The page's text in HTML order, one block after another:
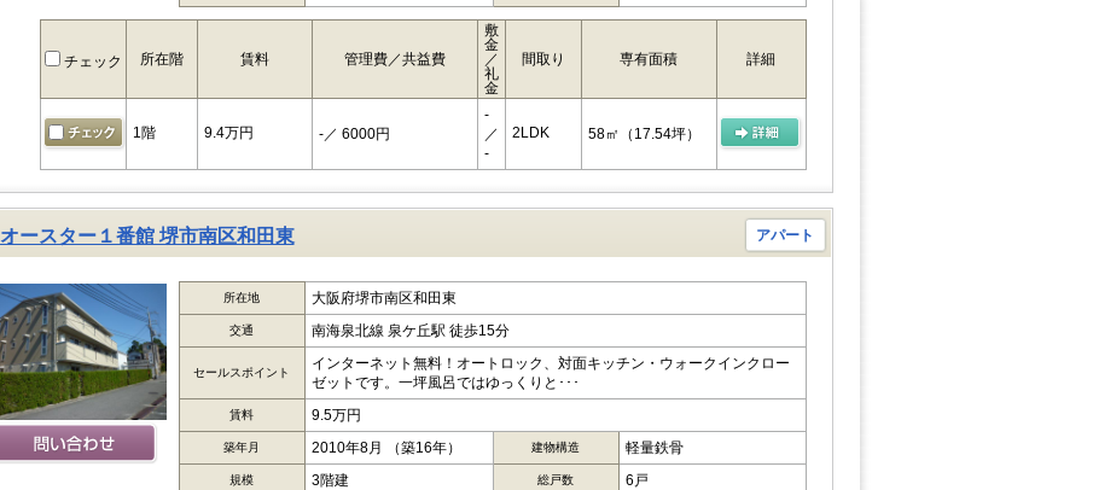
チェック 所在階 賃料 管理費／共益費
敷
金
／
礼
金
間取り 専有面積 詳細
1階 9.4万円 -／ 6000円
-
／
-
2LDK 58㎡ （17.54坪）
オースター１番館 堺市南区和田東 アパート
所在地 大阪府堺市南区和田東
交通 南海泉北線 泉ケ丘駅 徒歩15分
セールスポイント
インターネット無料！オートロック、対面キッチン・ウォークインクロー
ゼットです。一坪風呂ではゆっくりと･･･
賃料 9.5万円
築年月 2010年8月 （築16年） 建物構造 軽量鉄骨
規模 3階建 総戸数 6戸